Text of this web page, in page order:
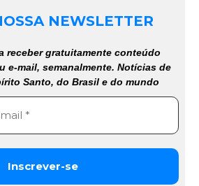
NEWSLETTER
receber gratuitamente conteúdo
e-mail, semanalmente. Notícias de
Santo, do Brasil e do mundo